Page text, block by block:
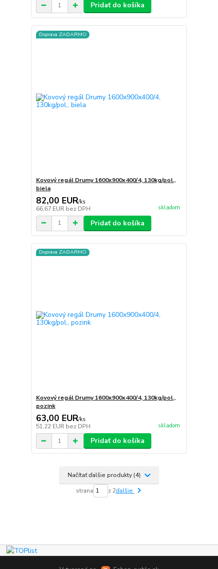
Pridať do košíka
Doprava ZADARMO
Kovový regál Drumy 1600x900x400/4, 130kg/pol.,
biela
82,00 EUR/ks
66,67 EUR bez DPH skladom
Pridať do košíka
Doprava ZADARMO
Kovový regál Drumy 1600x900x400/4, 130kg/pol.,
pozink
63,00 EUR/ks
51,22 EUR bez DPH skladom
Pridať do košíka
Načítať ďalšie produkty (4)
strana z 2ďalšie